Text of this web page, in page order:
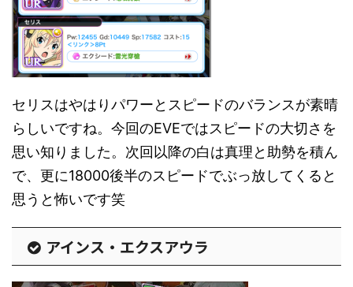
セリスはやはりパワーとスピードのバランスが素晴
らしいですね。今回のEVEではスピードの大切さを
思い知りました。次回以降の白は真理と助勢を積ん
で、更に18000後半のスピードでぶっ放してくると
思うと怖いです笑
アインス・エクスアウラ